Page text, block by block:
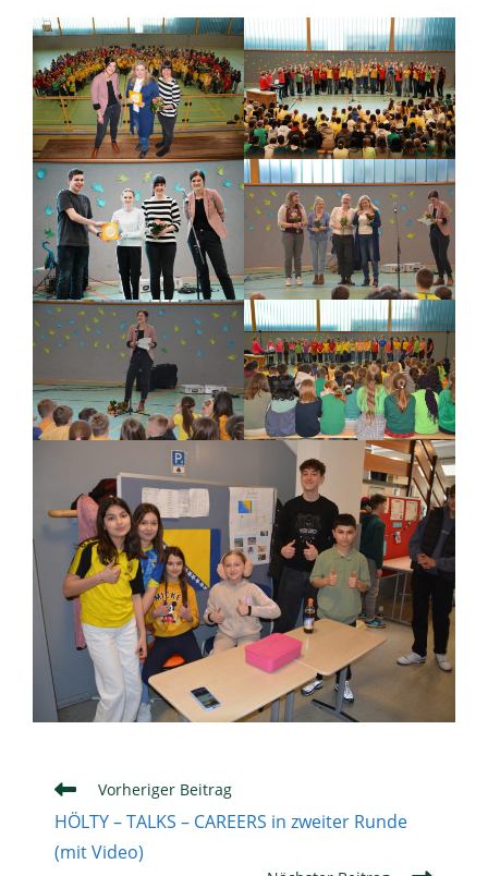
Weitere
Artikel
ansehen
Vorheriger Beitrag
HÖLTY – TALKS – CAREERS in zweiter Runde
(mit Video)